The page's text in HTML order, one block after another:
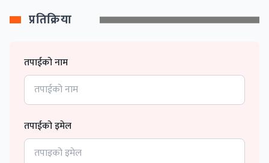
प्रतिक्रिया
तपाईको नाम
तपाईको इमेल